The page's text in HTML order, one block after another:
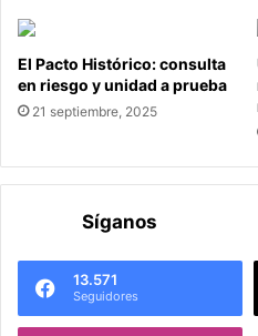
El Pacto Histórico: consulta
en riesgo y unidad a prueba
21 septiembre, 2025
Síganos
13.571
Seguidores